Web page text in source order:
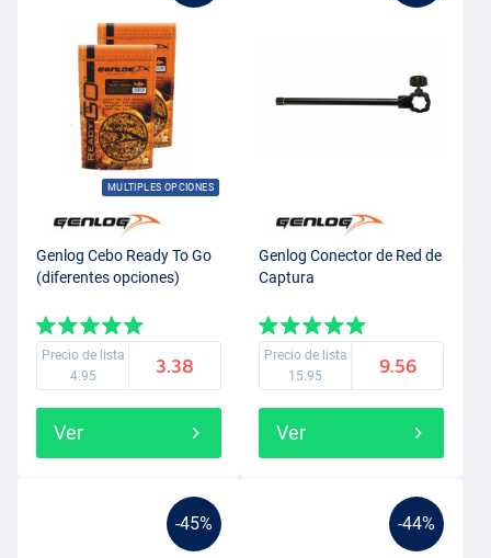
MULTIPLES OPCIONES
Genlog Cebo Ready To Go
(diferentes opciones)
Precio de lista
4.95
3.38
Ver
Genlog Conector de Red de
Captura
Precio de lista
15.95
9.56
Ver
-45% -44%